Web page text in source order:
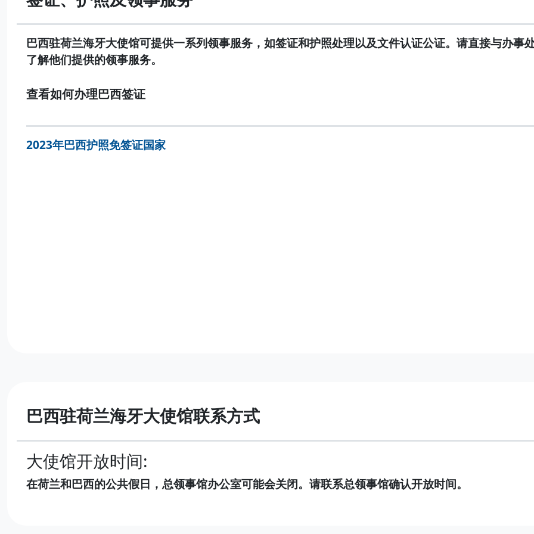
巴西驻荷兰海牙大使馆可提供一系列领事服务，如签证和护照处理以及文件认证公证。请直接与办事
了解他们提供的领事服务。
查看如何办理巴西签证
2023年巴西护照免签证国家
巴西驻荷兰海牙大使馆联系方式
大使馆开放时间:
在荷兰和巴西的公共假日，总领事馆办公室可能会关闭。请联系总领事馆确认开放时间。